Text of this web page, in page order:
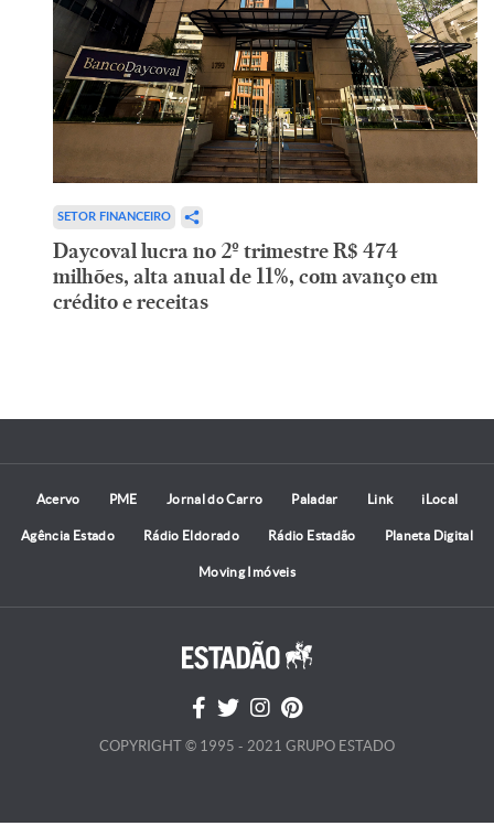
SETOR FINANCEIRO
Daycoval lucra no 2º trimestre R$ 474
milhões, alta anual de 11%, com avanço em
crédito e receitas
Acervo PME Jornal do Carro Paladar Link iLocal
Agência Estado Rádio Eldorado Rádio Estadão Planeta Digital
Moving Imóveis
COPYRIGHT © 1995 - 2021 GRUPO ESTADO